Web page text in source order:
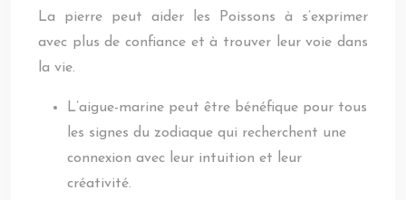
La pierre peut aider les Poissons à s’exprimer
avec plus de confiance et à trouver leur voie dans
la vie.
L’aigue-marine peut être bénéfique pour tous
les signes du zodiaque qui recherchent une
connexion avec leur intuition et leur
créativité.